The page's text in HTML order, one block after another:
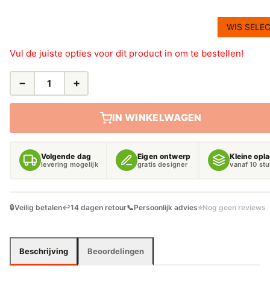
WIS
Vul de juiste opties voor dit product in om te bestellen!
LEIDINGSTICKERS
− +
IN WINKELWAGEN
Volgende dag
levering mogelijk
Eigen ontwerp
gratis designer
Kleine
vanaf 10
🔒Veilig betalen↩️14 dagen retour📞Persoonlijk advies⭐Nog geen reviews
Beschrijving Beoordelingen